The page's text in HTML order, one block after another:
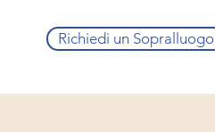
Richiedi un Sopralluogo